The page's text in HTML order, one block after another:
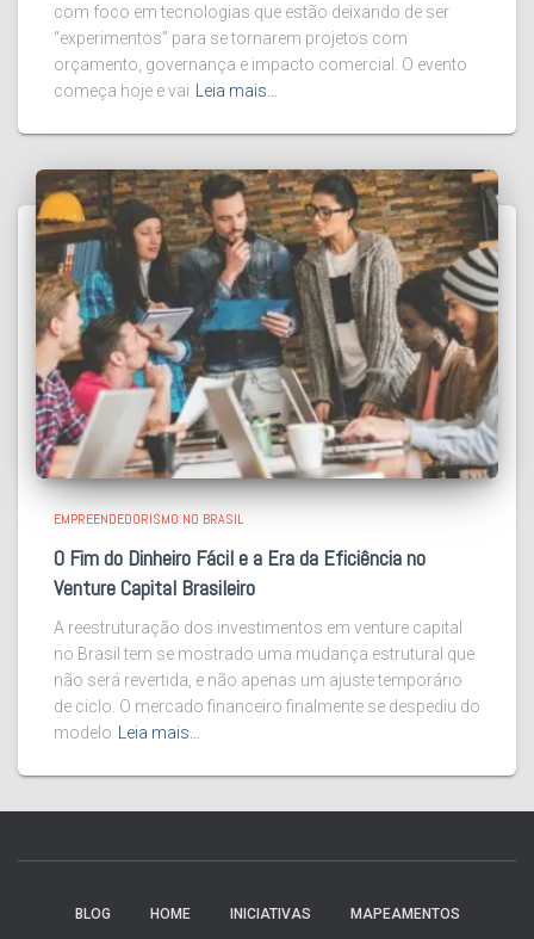
com foco em tecnologias que estão deixando de ser
“experimentos” para se tornarem projetos com
orçamento, governança e impacto comercial. O evento
começa hoje e vai Leia mais…
EMPREENDEDORISMO NO BRASIL
O Fim do Dinheiro Fácil e a Era da Eficiência no
Venture Capital Brasileiro
A reestruturação dos investimentos em venture capital
no Brasil tem se mostrado uma mudança estrutural que
não será revertida, e não apenas um ajuste temporário
de ciclo. O mercado financeiro finalmente se despediu do
modelo
Leia mais…
BLOG HOME INICIATIVAS MAPEAMENTOS